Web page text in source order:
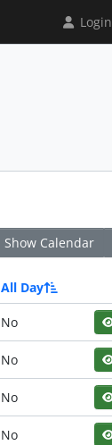
Login
Show Calendar
All Day
No
No
No
No